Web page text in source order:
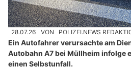
28.07.26 VON POLIZEI.NEWS
Ein Autofahrer verursachte am
Autobahn A7 bei Müllheim infolge
einen Selbstunfall.